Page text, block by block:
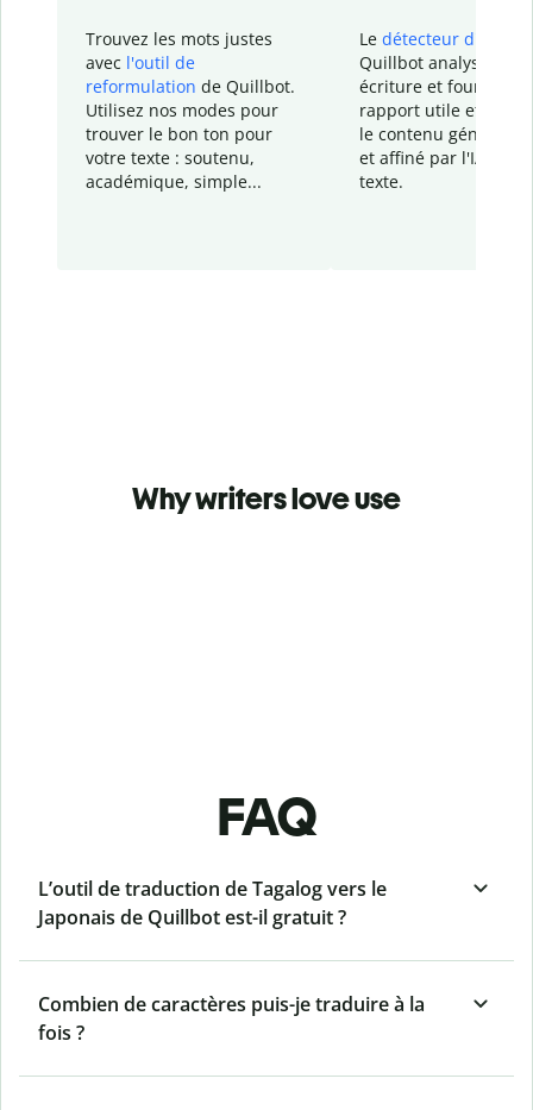
Trouvez les mots justes
avec l'outil de
reformulation de Quillbot.
Utilisez nos modes pour
trouver le bon ton pour
votre texte : soutenu,
académique, simple...
Le détecteur d'IA
Quillbot analyse votre
écriture et fournit un
rapport utile et
le contenu généré
et affiné par l'IA
texte.
Why writers love use
FAQ
L’outil de traduction de Tagalog vers le
Japonais de Quillbot est-il gratuit ?
Combien de caractères puis-je traduire à la
fois ?